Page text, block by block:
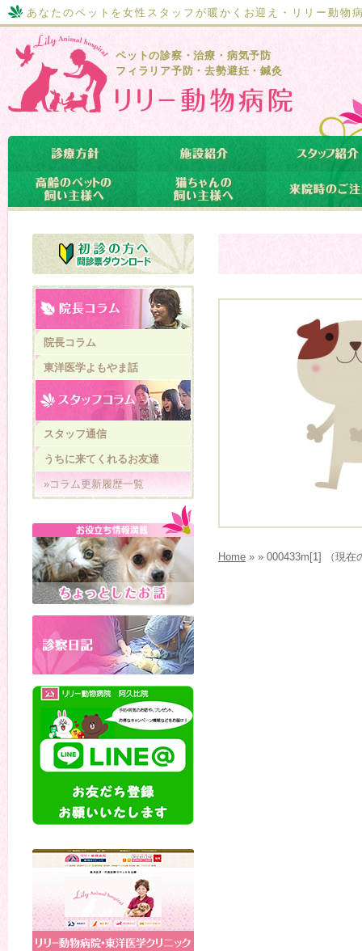
あなたのペットを女性スタッフが暖かくお迎え・リリー動物
ペットの診察・治療・病気予防
フィラリア予防・去勢避妊・鍼灸
Home » » 000433m[1] （現在
院長コラム
東洋医学よもやま話
スタッフ通信
うちに来てくれるお友達
»コラム更新履歴一覧